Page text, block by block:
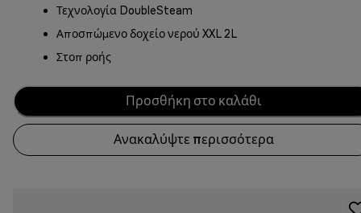
Τεχνολογία DoubleSteam
Αποσπώμενο δοχείο νερού XXL 2L
Στοπ ροής
Προσθήκη στο καλάθι
Ανακαλύψτε περισσότερα